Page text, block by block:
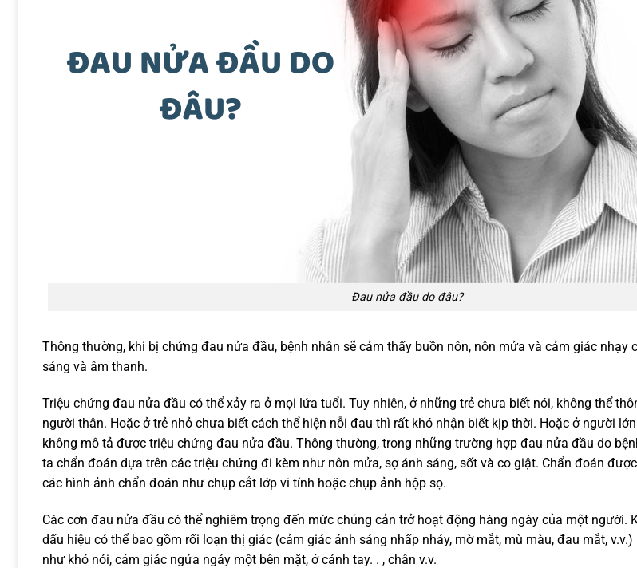
Đau nửa đầu do đâu?
Thông thường, khi bị chứng đau nửa đầu, bệnh nhân sẽ cảm thấy buồn nôn, nôn mửa và cảm giác nhạy
sáng và âm thanh.
Triệu chứng đau nửa đầu có thể xảy ra ở mọi lứa tuổi. Tuy nhiên, ở những trẻ chưa biết nói, không thể
người thân. Hoặc ở trẻ nhỏ chưa biết cách thể hiện nỗi đau thì rất khó nhận biết kịp thời. Hoặc ở người
không mô tả được triệu chứng đau nửa đầu. Thông thường, trong những trường hợp đau nửa đầu do
ta chẩn đoán dựa trên các triệu chứng đi kèm như nôn mửa, sợ ánh sáng, sốt và co giật. Chẩn đoán
các hình ảnh chẩn đoán như chụp cắt lớp vi tính hoặc chụp ảnh hộp sọ.
Các cơn đau nửa đầu có thể nghiêm trọng đến mức chúng cản trở hoạt động hàng ngày của một người.
dấu hiệu có thể bao gồm rối loạn thị giác (cảm giác ánh sáng nhấp nháy, mờ mắt, mù màu, đau mắt,
như khó nói, cảm giác ngứa ngáy một bên mặt, ở cánh tay. . , chân v.v.